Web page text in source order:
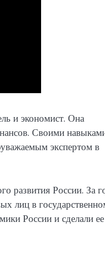
и экономист. Она
Своими
экспертом в
развития России. За
лиц в
России и сделали ее